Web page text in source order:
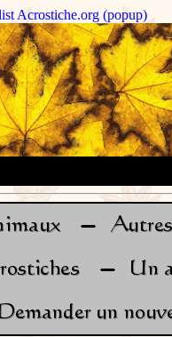
Acrostiche.org (popup)